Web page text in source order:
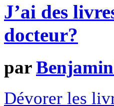
J’ai des
docteur?
par
Dévorer les